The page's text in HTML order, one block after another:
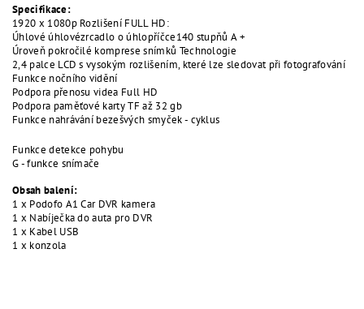
Specifikace:
1920 x 1080p Rozlišení FULL HD:
Úhlové úhlovézrcadlo o úhlopříčce140 stupňů A +
Úroveň pokročilé komprese snímků Technologie
2,4 palce LCD s vysokým rozlišením, které lze sledovat při fotografování
Funkce nočního vidění
Podpora přenosu videa Full HD
Podpora paměťové karty TF až 32 gb
Funkce nahrávání bezešvých smyček - cyklus
Funkce detekce pohybu
G - funkce snímače
Obsah balení:
1 x Podofo A1 Car DVR kamera
1 x Nabíječka do auta pro DVR
1 x Kabel USB
1 x konzola